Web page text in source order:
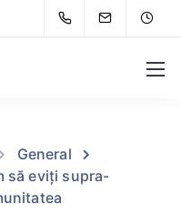
General
să eviți supra-